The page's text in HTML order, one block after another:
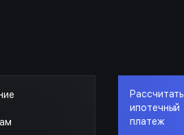
Рассчитать
ипотечный
платеж